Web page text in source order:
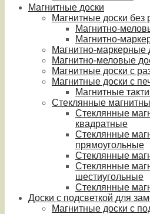
Магнитные доски
Магнитные доски без
Магнитно-
Магнитно-
Магнитно-маркерные
Магнитно-меловые
Магнитные доски с
Магнитные доски с
Магнитные
Стеклянные
Стеклянные
квадратные
Стеклянные
прямоугольные
Стеклянные
Стеклянные
шестиугольные
Стеклянные
Доски с подсветкой для
Магнитные доски с